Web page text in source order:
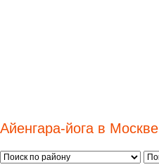
Айенгара-йога в Москве